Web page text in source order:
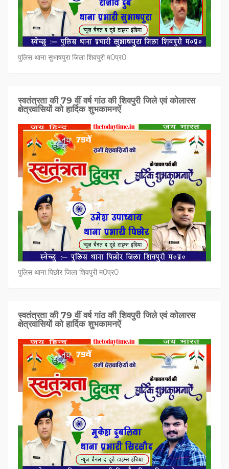
पुलिस थाना सुभाषपुरा जिला शिवपुरी म0प्र0
स्वतंत्रता की 79 वीं वर्ष गांठ की शिवपुरी जिले एवं कोलारस
क्षेत्रवासियों को हार्दिक शुभकामनऐं
पुलिस थाना पिछोर जिला शिवपुरी म0प्र0
स्वतंत्रता की 79 वीं वर्ष गांठ की शिवपुरी जिले एवं कोलारस
क्षेत्रवासियों को हार्दिक शुभकामनऐं